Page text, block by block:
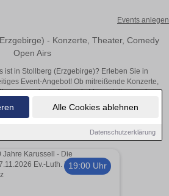
Alle Cookies ablehnen
Datenschutzerklärung
Events anlegen
- Konzerte, Theater, Comedy
Open Airs
ist in Stollberg (Erzgebirge)? Erleben Sie in
Event-Angebot! Ob mitreißende Konzerte,
oder aufregende Veranstaltungen in
hier finden alles im Überblick und Tickets.
19:00 Uhr